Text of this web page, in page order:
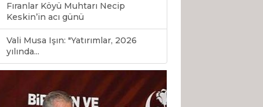
Fıranlar Köyü Muhtarı Necip
Keskin’in acı günü
Vali Musa Işın: "Yatırımlar, 2026
yılında...